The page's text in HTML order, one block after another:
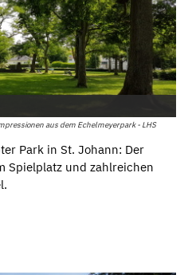
aus dem Echelmeyerpark - LHS
Park in St. Johann: Der
Spielplatz und zahlreichen